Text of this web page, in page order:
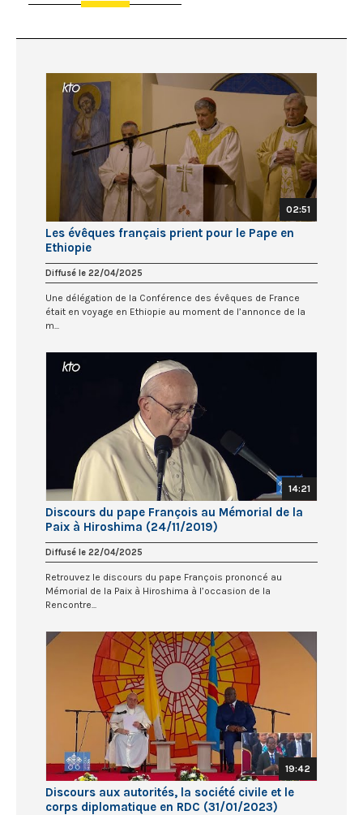
02:51
Les évêques français prient pour le Pape en
Ethiopie
Diffusé le 22/04/2025
Une délégation de la Conférence des évêques de France
était en voyage en Ethiopie au moment de l’annonce de la
m...
14:21
Discours du pape François au Mémorial de la
Paix à Hiroshima (24/11/2019)
Diffusé le 22/04/2025
Retrouvez le discours du pape François prononcé au
Mémorial de la Paix à Hiroshima à l’occasion de la
Rencontre...
19:42
Discours aux autorités, la société civile et le
corps diplomatique en RDC (31/01/2023)